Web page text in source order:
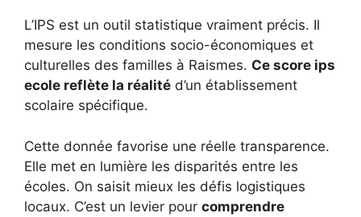
L’IPS est un outil statistique vraiment précis. Il
mesure les conditions socio-économiques et
culturelles des familles à Raismes. Ce score ips
ecole reflète la réalité d’un établissement
scolaire spécifique.
Cette donnée favorise une réelle transparence.
Elle met en lumière les disparités entre les
écoles. On saisit mieux les défis logistiques
locaux. C’est un levier pour comprendre